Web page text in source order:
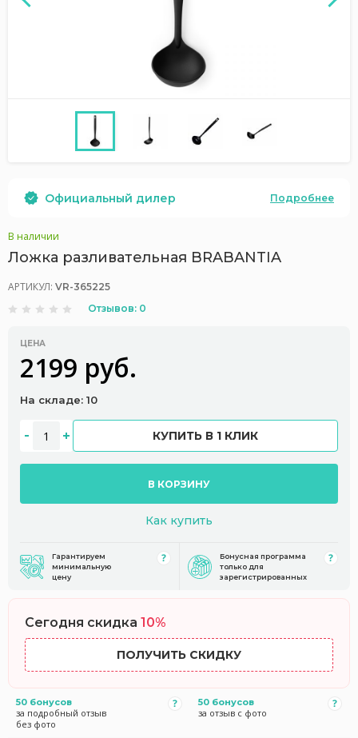
Официальный дилер Подробнее
В наличии
Ложка разливательная BRABANTIA
АРТИКУЛ: VR-365225
Отзывов: 0
ЦЕНА
2199 руб.
На складе: 10
КУПИТЬ В 1 КЛИК
В КОРЗИНУ
Как купить
Гарантируем
минимальную
цену
Бонусная программа
только для
зарегистрированных
Сегодня скидка 10%
ПОЛУЧИТЬ СКИДКУ
50 бонусов
за подробный отзыв
без фото
50 бонусов
за отзыв с фото